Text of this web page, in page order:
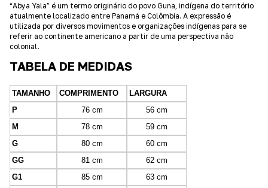
“Abya Yala” é um termo originário do povo Guna, indígena do território
atualmente localizado entre Panamá e Colômbia. A expressão é
utilizada por diversos movimentos e organizações indígenas para se
referir ao continente americano a partir de uma perspectiva não
colonial.
TABELA DE MEDIDAS
TAMANHO COMPRIMENTO
LARGURA
P
76 cm
56 cm
M
78 cm
59 cm
G
80 cm
60 cm
GG
81 cm
62 cm
G1
85 cm
63 cm